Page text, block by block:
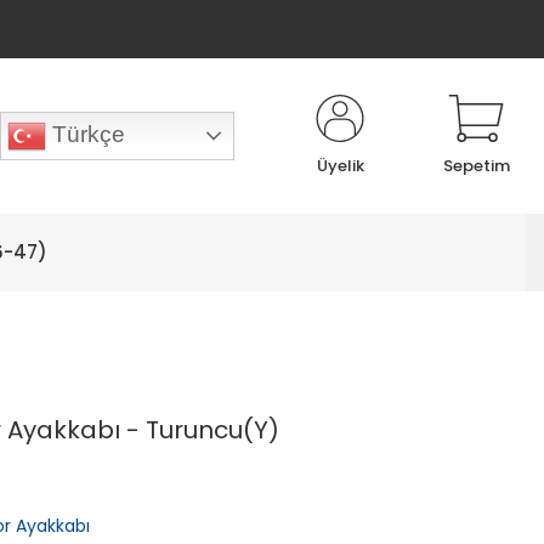
Türkçe
Üyelik Sepetim
47)
- Turuncu(Y)
Ayakkabı